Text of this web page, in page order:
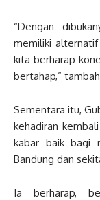
“Dengan
memiliki
kita berharap
bertahap,”
Sementara itu,
kehadiran
kabar baik bagi
Bandung dan
Ia berharap,